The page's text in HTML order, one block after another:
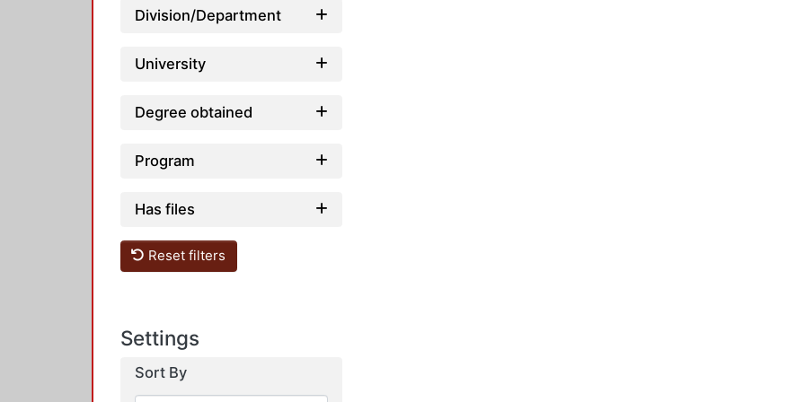
Division/Department
University
Degree obtained
Program
Has files
Reset filters
Settings
Sort By